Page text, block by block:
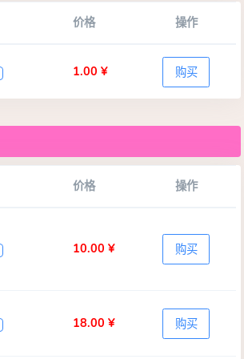
价格 操作
1.00 ¥ 购买
价格 操作
10.00 ¥ 购买
18.00 ¥ 购买